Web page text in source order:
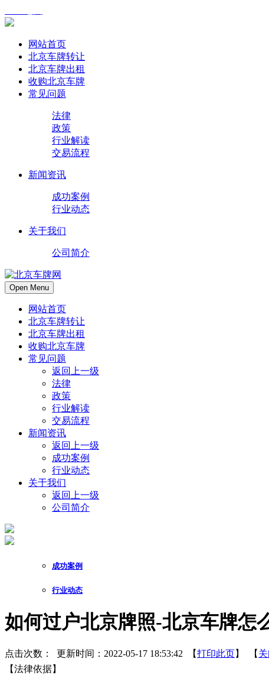
网站首页
北京车牌转让
北京车牌出租
收购北京车牌
常见问题
法律
政策
行业解读
交易流程
新闻资讯
成功案例
行业动态
关于我们
公司简介
Open Menu
网站首页
北京车牌转让
北京车牌出租
收购北京车牌
常见问题
返回上一级
法律
政策
行业解读
交易流程
新闻资讯
返回上一级
成功案例
行业动态
关于我们
返回上一级
公司简介
成功案例
行业动态
如何过户北京牌照-北京车牌怎
点击次数： 更新时间：2022-05-17 18:53:42 【打印此页】 【
【法律依据】